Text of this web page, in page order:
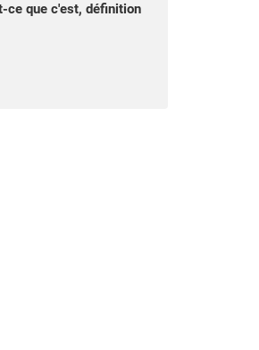
ce que c'est, définition